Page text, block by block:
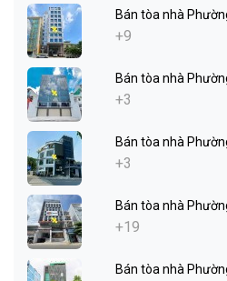
Bán tòa nhà
+9
Bán tòa nhà
+3
Bán tòa nhà
+3
Bán tòa nhà
+19
Bán tòa nhà